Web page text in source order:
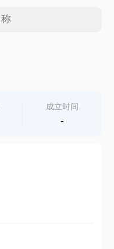
成立时间
-